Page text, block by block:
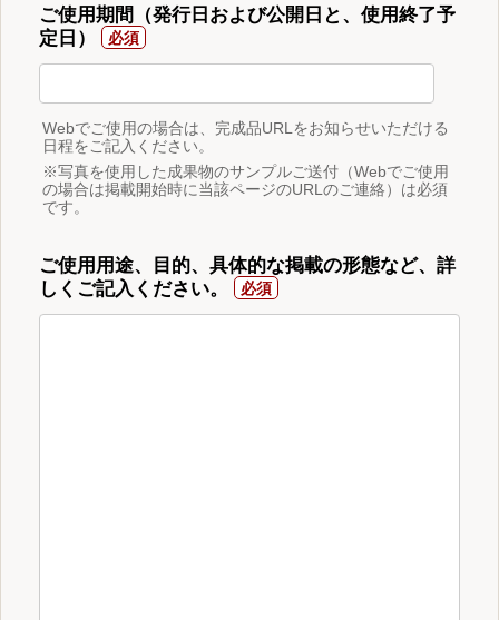
ご使用期間（発行日および公開日と、使用終了予
定日）
Webでご使用の場合は、完成品URLをお知らせいただける
日程をご記入ください。
※写真を使用した成果物のサンプルご送付（Webでご使用
の場合は掲載開始時に当該ページのURLのご連絡）は必須
です。
ご使用用途、目的、具体的な掲載の形態など、詳
しくご記入ください。